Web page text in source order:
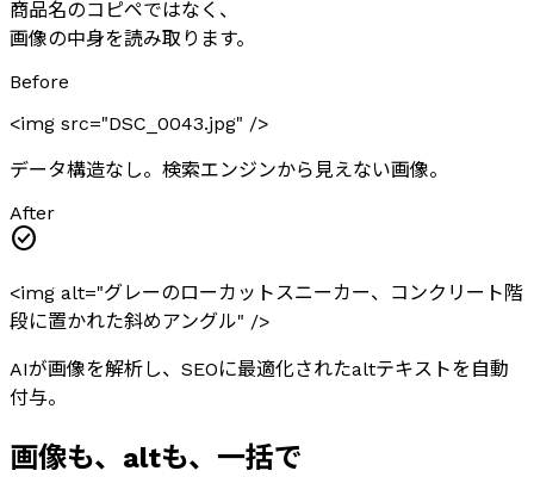
商品名のコピペではなく、
画像の中身を読み取ります。
Before
<img src="DSC_0043.jpg" />
データ構造なし。検索エンジンから見えない画像。
After
check_circle
<img alt="グレーのローカットスニーカー、コンクリート階
段に置かれた斜めアングル" />
AIが画像を解析し、SEOに最適化されたaltテキストを自動
付与。
画像も、altも、一括で